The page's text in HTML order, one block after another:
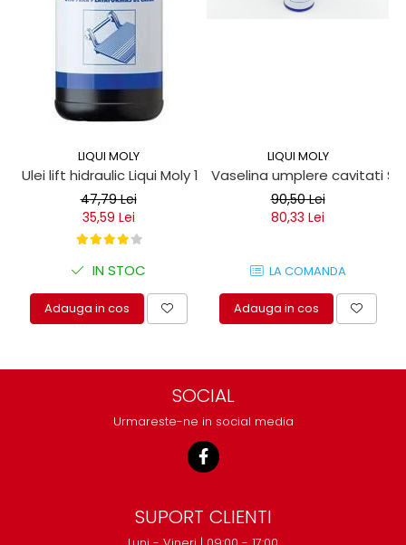
LIQUI MOLY
Ulei lift hidraulic Liqui Moly 1 litru
47,79 Lei
35,59 Lei
IN STOC
Adauga in cos
LIQUI MOLY
Vaselina umplere cavitati
90,50 Lei
80,33 Lei
LA COMANDA
Adauga in cos
SOCIAL
Urmareste-ne in social media
SUPORT CLIENTI